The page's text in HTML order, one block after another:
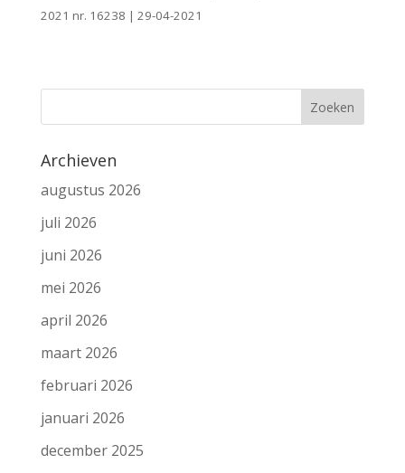
2021 nr. 16238 | 29-04-2021
Archieven
augustus 2026
juli 2026
juni 2026
mei 2026
april 2026
maart 2026
februari 2026
januari 2026
december 2025